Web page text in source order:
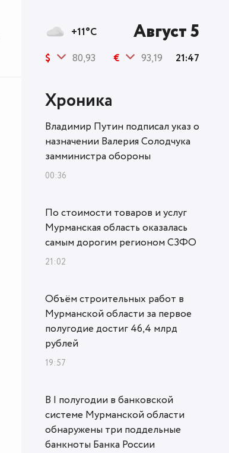
+11°C Август 5
$ 80,93 € 93,19 21:47
Хроника
Владимир Путин подписал указ о
назначении Валерия Солодчука
замминистра обороны
00:36
По стоимости товаров и услуг
Мурманская область оказалась
самым дорогим регионом СЗФО
21:02
Объём строительных работ в
Мурманской области за первое
полугодие достиг 46,4 млрд
рублей
19:57
В I полугодии в банковской
системе Мурманской области
обнаружены три поддельные
банкноты Банка России